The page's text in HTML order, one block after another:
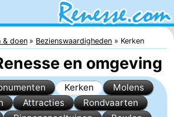
& doen Bezienswaardigheden Kerken
en omgeving
Kerken
Molens
Attracties
Rondvaarten